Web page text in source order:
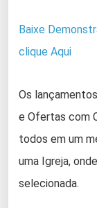
Baixe
clique Aqui
Os
e Ofertas com
todos em um
uma Igreja,
selecionada.